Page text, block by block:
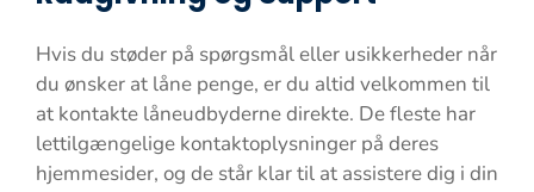
Hvis du støder på spørgsmål eller usikkerheder når
du ønsker at låne penge, er du altid velkommen til
at kontakte låneudbyderne direkte. De fleste har
lettilgængelige kontaktoplysninger på deres
hjemmesider, og de står klar til at assistere dig i din